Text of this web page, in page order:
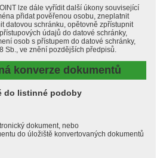
lze dále vyřídit další úkony související
přidat pověřenou osobu, zneplatnit
datovou schránku, opětovně zpřístupnit
údajů do datové schránky,
osob s přístupem do datové schránky,
Sb., ve znění pozdějších předpisů.
konverze dokumentů
do listinné podoby
dokument, nebo
do úložiště konvertovaných dokumentů